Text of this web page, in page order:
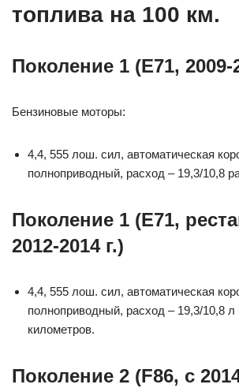
топлива на 100 км.
Поколение 1 (Е71, 2009-
Бензиновые моторы:
4,4, 555 лош. сил, автоматическая
полноприводный, расход – 19,3/10,8
Поколение 1 (Е71,
2012-2014 г.)
4,4, 555 лош. сил, автоматическая
полноприводный, расход – 19,3/10,8 л
километров.
Поколение 2 (F86, с